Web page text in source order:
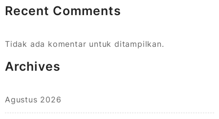
Recent Comments
Tidak ada komentar untuk ditampilkan.
Archives
Agustus 2026